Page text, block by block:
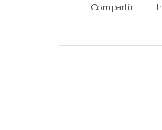
Compartir